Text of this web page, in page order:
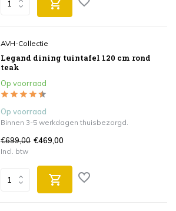
AVH-Collectie
Legand dining tuintafel 120 cm rond
teak
Op voorraad
Op voorraad
Binnen 3-5 werkdagen thuisbezorgd.
€699,00 €469,00
Incl. btw